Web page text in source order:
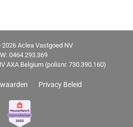
Aclea Vastgoed NV
0464.293.369
AXA Belgium (polisnr. 730.390.160)
Privacy Beleid